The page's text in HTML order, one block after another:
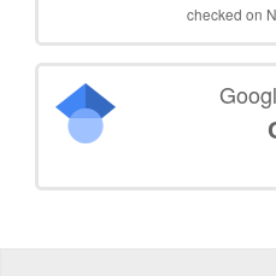
checked on